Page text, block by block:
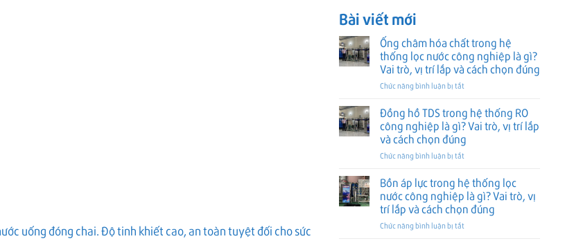
uống đóng chai. Độ tinh khiết cao, an toàn tuyệt đối cho sức
Bài viết mới
Ống châm hóa chất trong hệ
thống lọc nước công nghiệp là gì?
Vai trò, vị trí lắp và cách chọn đúng
Chức năng bình luận bị tắtở
châm
hóa
chất
trong
hệ
lọc
nước
công
nghiệp
là
Đồng hồ TDS trong hệ thống RO
công nghiệp là gì? Vai trò, vị trí lắp
và cách chọn đúng
Chức năng bình luận bị tắtở
hồ
TDS
trong
hệ
thống
Bồn áp lực trong hệ thống lọc
nước công nghiệp là gì? Vai trò, vị
trí lắp và cách chọn đúng
Chức năng bình luận bị tắtở